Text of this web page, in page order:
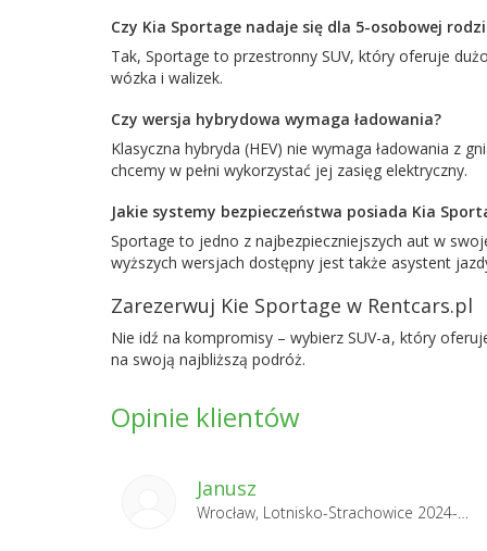
Czy Kia Sportage nadaje się dla 5-osobowej
Tak, Sportage to przestronny SUV, który oferuje
wózka i walizek.
Czy wersja hybrydowa wymaga ładowania?
Klasyczna hybryda (HEV) nie wymaga ładowania z
chcemy w pełni wykorzystać jej zasięg elektryczny.
Jakie systemy bezpieczeństwa posiada Kia
Sportage to jedno z najbezpieczniejszych aut w
wyższych wersjach dostępny jest także asystent
Zarezerwuj Kie Sportage w Rentcars.pl
Nie idź na kompromisy – wybierz SUV-a, który
na swoją najbliższą podróż.
Opinie klientów
Janusz